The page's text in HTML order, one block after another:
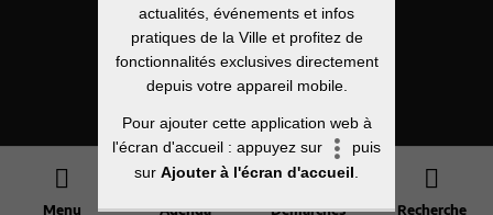
Menu Agenda Démarches Recherche
Politique de confidentialité
Plan du site
actualités, événements et infos
pratiques de la Ville et profitez de
fonctionnalités exclusives directement
depuis votre appareil mobile.
Pour ajouter cette application web à
l'écran d'accueil : appuyez sur
puis
sur Ajouter à l'écran d'accueil